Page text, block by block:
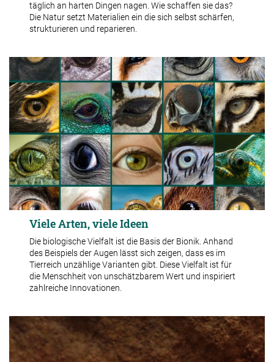
täglich an harten Dingen nagen. Wie schaffen sie das?
Die Natur setzt Materialien ein die sich selbst schärfen,
strukturieren und reparieren.
Viele Arten, viele Ideen
Die biologische Vielfalt ist die Basis der Bionik. Anhand
des Beispiels der Augen lässt sich zeigen, dass es im
Tierreich unzählige Varianten gibt. Diese Vielfalt ist für
die Menschheit von unschätzbarem Wert und inspiriert
zahlreiche Innovationen.